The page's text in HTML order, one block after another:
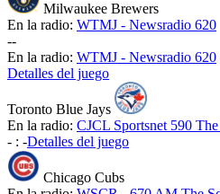
Milwaukee Brewers
En la radio: WTMJ - Newsradio 620
--
En la radio: WTMJ - Newsradio 620
Detalles del juego
Toronto Blue Jays
En la radio: CJCL Sportsnet 590
- : -Detalles del juego
Chicago Cubs